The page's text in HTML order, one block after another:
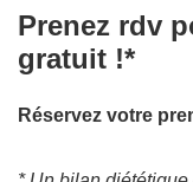
Prenez rdv
gratuit !*
Réservez votre